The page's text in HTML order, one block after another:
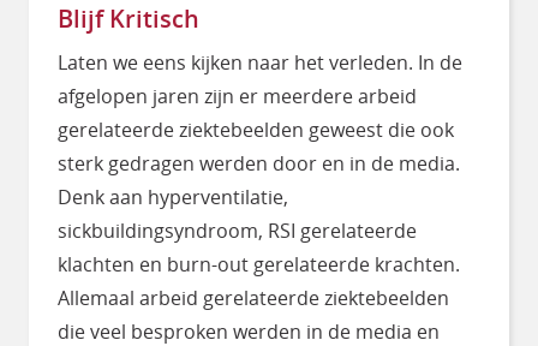
Blijf Kritisch
Laten we eens kijken naar het verleden. In de
afgelopen jaren zijn er meerdere arbeid
gerelateerde ziektebeelden geweest die ook
sterk gedragen werden door en in de media.
Denk aan hyperventilatie,
sickbuildingsyndroom, RSI gerelateerde
klachten en burn-out gerelateerde krachten.
Allemaal arbeid gerelateerde ziektebeelden
die veel besproken werden in de media en